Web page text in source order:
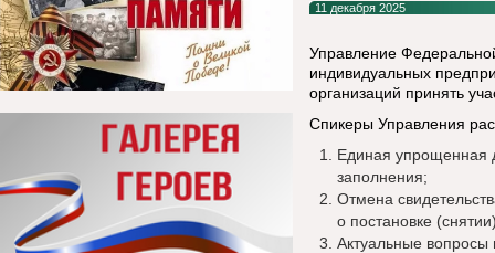
11 декабря 2025
Управление
индивидуальных
организаций принять
Спикеры Управления
Единая упрощенная
заполнения;
Отмена
о постановке
Актуальные